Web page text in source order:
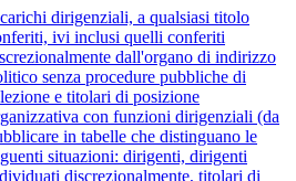
dirigenziali, a qualsiasi titolo
ivi inclusi quelli conferiti
dall'organo di indirizzo
senza procedure pubbliche di
e titolari di posizione
con funzioni dirigenziali (da
in tabelle che distinguano le
situazioni: dirigenti, dirigenti
discrezionalmente, titolari di